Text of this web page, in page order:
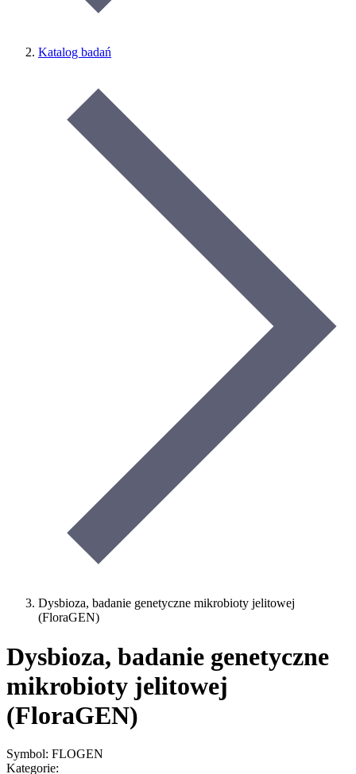
Katalog badań
Dysbioza, badanie genetyczne mikrobioty jelitowej
(FloraGEN)
Dysbioza, badanie genetyczne
mikrobioty jelitowej
(FloraGEN)
Symbol: FLOGEN
Kategorie: